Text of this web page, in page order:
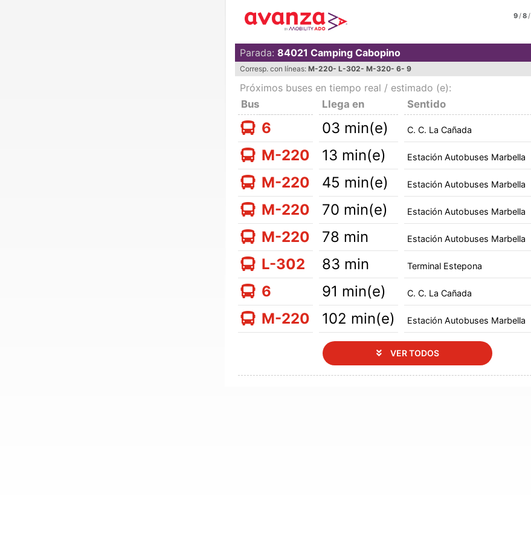
9/8/
Parada: 84021 Camping Cabopino
Corresp. con líneas: M-220- L-302- M-320- 6- 9
Próximos buses en tiempo real / estimado (e):
Bus
Llega en Sentido
6 03 min(e) C. C. La Cañada
M-220 13 min(e) Estación Autobuses Marbella
M-220 45 min(e) Estación Autobuses Marbella
M-220 70 min(e) Estación Autobuses Marbella
M-220 78 min Estación Autobuses Marbella
L-302 83 min Terminal Estepona
6 91 min(e) C. C. La Cañada
M-220 102 min(e) Estación Autobuses Marbella
VER TODOS